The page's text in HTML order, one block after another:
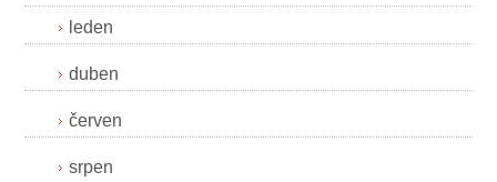
leden
duben
červen
srpen